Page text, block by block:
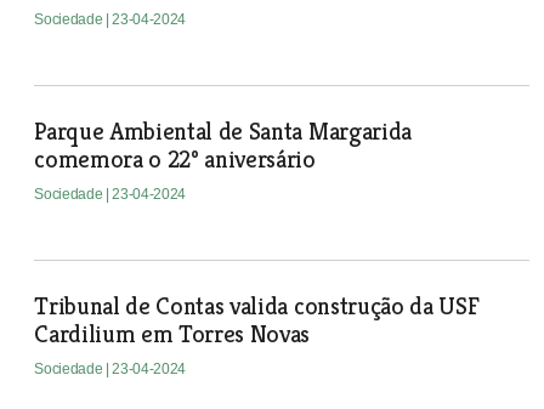
Sociedade | 23-04-2024
Parque Ambiental de Santa Margarida
comemora o 22º aniversário
Sociedade | 23-04-2024
Tribunal de Contas valida construção da USF
Cardilium em Torres Novas
Sociedade | 23-04-2024